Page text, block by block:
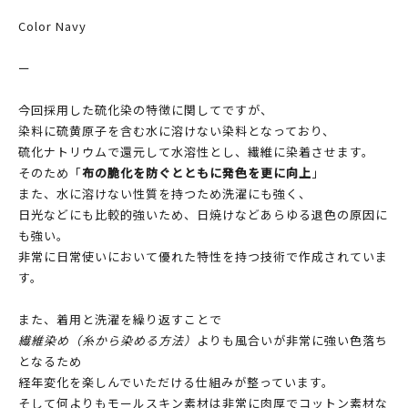
Color Navy
ー
今回採用した硫化染の特徴に関してですが、
染料に硫黄原子を含む水に溶けない染料となっており、
硫化ナトリウムで還元して水溶性とし、繊維に染着させます。
そのため「布の脆化を防ぐとともに発色を更に向上 」
また、水に溶けない性質を持つため洗濯にも強く、
日光などにも比較的強いため、日焼けなどあらゆる退色の原因に
も強い。
非常に日常使いにおいて優れた特性を持つ技術で作成されていま
す。
また、着用と洗濯を繰り返すことで
繊維染め（糸から染める方法） よりも風合いが非常に強い色落ち
となるため
経年変化を楽しんでいただける仕組みが整っています。
そして何よりもモールスキン素材は非常に肉厚でコットン素材な